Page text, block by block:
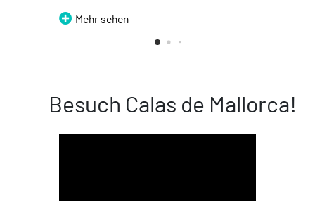
Mehr sehen
Besuch Calas de Mallorca!